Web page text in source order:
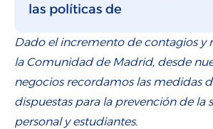
las políticas de
Dado el incremento de contagios y
la Comunidad de Madrid, desde
negocios recordamos las medidas
dispuestas para la prevención de la
personal y estudiantes.